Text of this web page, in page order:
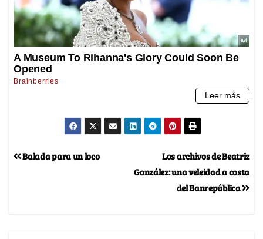
Los archivos de Beatriz
González: una veleidad a costa
del Banrepública
Balada para un loco